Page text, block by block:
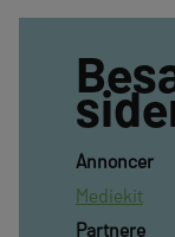
Annoncer
Mediekit
Partnere